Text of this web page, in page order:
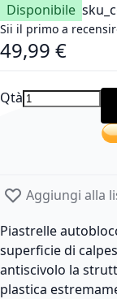
Disponibile
Sii il primo a
49,99 €
Qtà
Aggiungi alla
Piastrelle
superficie di
antiscivolo la
plastica